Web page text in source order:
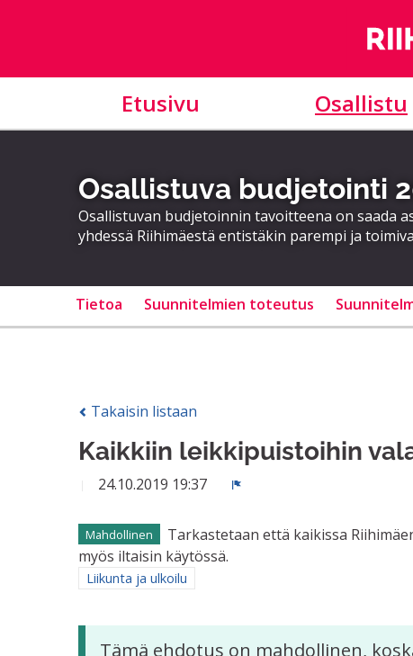
Etusivu Osallistu
Osallistuva budjetointi
Osallistuvan budjetoinnin tavoitteena on saada
yhdessä Riihimäestä entistäkin parempi ja
Tietoa Suunnitelmien toteutus
Takaisin listaan
Kaikkiin leikkipuistoihin
24.10.2019 19:37
Mahdollinen
Tarkastetaan että kaikissa
myös iltaisin käytössä.
Rajaa tulokset aihepiirin mukaan: Liikunta ja ulkoilu
Liikunta ja ulkoilu
Tämä ehdotus on mahdollinen,